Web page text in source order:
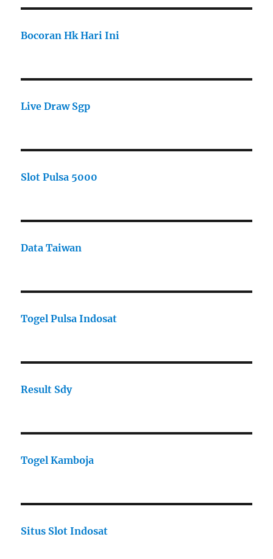
Bocoran Hk Hari Ini
Live Draw Sgp
Slot Pulsa 5000
Data Taiwan
Togel Pulsa Indosat
Result Sdy
Togel Kamboja
Situs Slot Indosat